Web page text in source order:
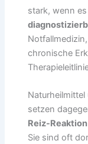
stark, wenn
chronische
setzen
Reiz-Reaktion
Sie sind oft